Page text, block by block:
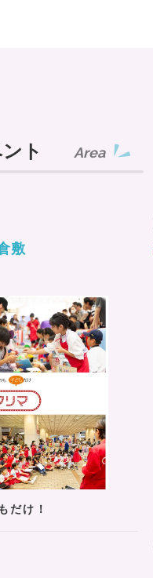
ト Area
敷
け！